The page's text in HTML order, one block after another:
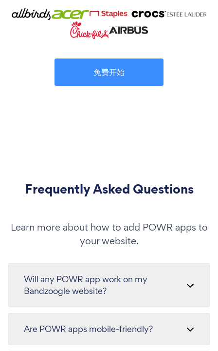
免费开始
Frequently Asked Questions
Learn more about how to add POWR apps to
your website.
Will any POWR app work on my
Bandzoogle website?
Are POWR apps mobile-friendly?